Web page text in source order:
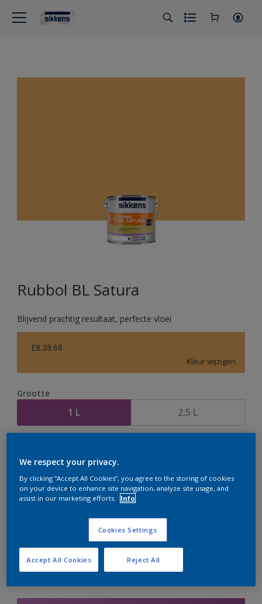
Rubbol BL Satura
Blijvend prachtig resultaat, perfecte vloei
E8.38.68
Kleur wijzigen
Grootte
1 L 2,5 L
er hard aan om de voorraad aan te vullen.
We respect your privacy.
By clicking “Accept All Cookies”, you agree to the storing of cookies
on your device to enhance site navigation, analyze site usage, and
assist in our marketing efforts.
Info
Cookies Settings
Reject All
Accept All Cookies